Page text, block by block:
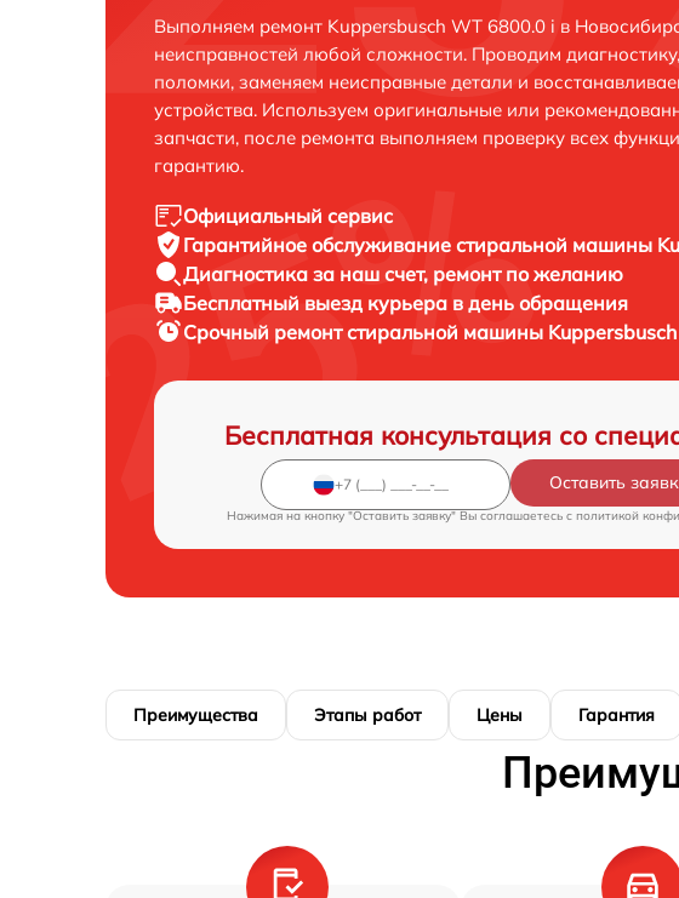
Выполняем ремонт Kuppersbusch WT 6800.0 i в
неисправностей любой сложности. Проводим
поломки, заменяем неисправные детали и
устройства. Используем оригинальные или
запчасти, после ремонта выполняем проверку всех
гарантию.
Официальный сервис
Гарантийное обслуживание стиральной машины
Диагностика за наш счет, ремонт по желанию
Бесплатный выезд курьера в день обращения
Срочный ремонтстиральной машины
Бесплатная консультация со
Оставить
Нажимая на кнопку "Оставить заявку" Вы соглашаетесь c политикой
Преимущества Этапы работ Цены Гарантия